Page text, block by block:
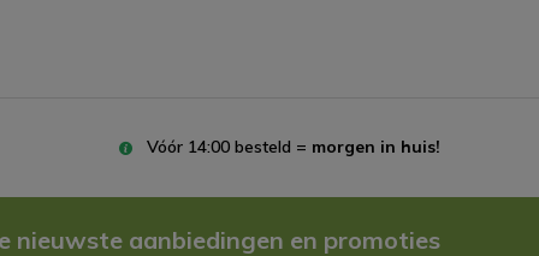
Vóór 14:00 besteld = morgen in huis!
nieuwste aanbiedingen en promoties